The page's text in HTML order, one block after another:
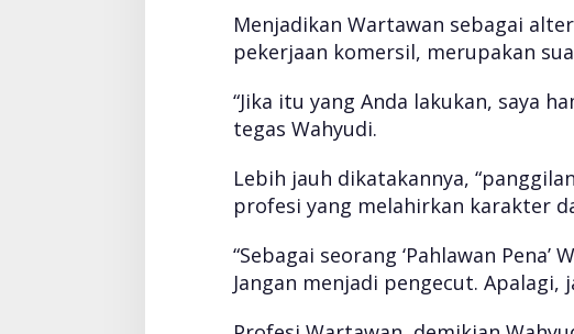
Menjadikan Wartawan sebagai
pekerjaan komersil, merupakan
“Jika itu yang Anda lakukan, saya
tegas Wahyudi.
Lebih jauh dikatakannya,
profesi yang melahirkan karakter
“Sebagai seorang ‘Pahlawan
Jangan menjadi pengecut. Apalagi,